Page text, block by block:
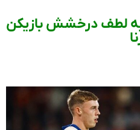
لطف درخشش بازیکن